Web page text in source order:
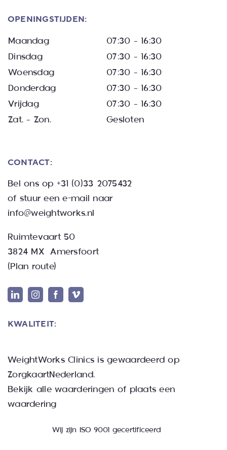
OPENINGSTIJDEN:
Maandag
07:30 – 16:30
Dinsdag
07:30 – 16:30
Woensdag
07:30 – 16:30
Donderdag
07:30 – 16:30
Vrijdag
07:30 – 16:30
Zat. – Zon.
Gesloten
CONTACT:
Bel ons op +31 (0)33 2075432
of stuur een e-mail naar
info@weightworks.nl
Ruimtevaart 50
3824 MX Amersfoort
(Plan route)
KWALITEIT:
WeightWorks Clinics is gewaardeerd op
ZorgkaartNederland.
Bekijk alle waarderingen of plaats een
waardering
Wij zijn ISO 9001 gecertificeerd